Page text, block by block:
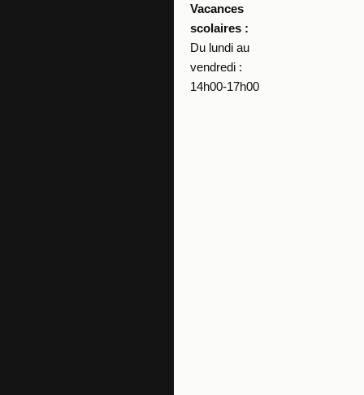
Vacances
scolaires :
Du lundi au
vendredi :
14h00-17h00